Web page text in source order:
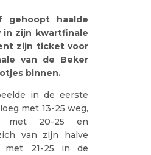
gehoopt haalde
in zijn kwartfinale
zijn ticket voor
van de Beker
binnen.
in de eerste
met 13-25 weg,
met 20-25 en
van zijn halve
met 21-25 in de